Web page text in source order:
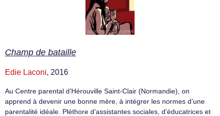
Champ de bataille
Edie Laconi, 2016
Au Centre parental d’Hérouville Saint-Clair (Normandie), on
apprend à devenir une bonne mère, à intégrer les normes d’une
parentalité idéale. Pléthore d’assistantes sociales, d’éducatrices et